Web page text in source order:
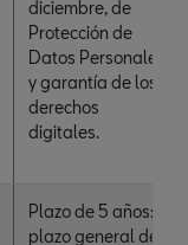
diciembre, de
Protección de
Datos Personales
y garantía de los
derechos
digitales.
Plazo de 5 años:
plazo general de